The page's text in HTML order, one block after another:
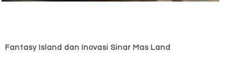
Fantasy Island dan Inovasi Sinar Mas Land